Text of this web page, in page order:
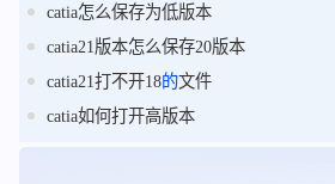
catia怎么保存为低版本
catia21版本怎么保存20版本
catia21打不开18的文件
catia如何打开高版本